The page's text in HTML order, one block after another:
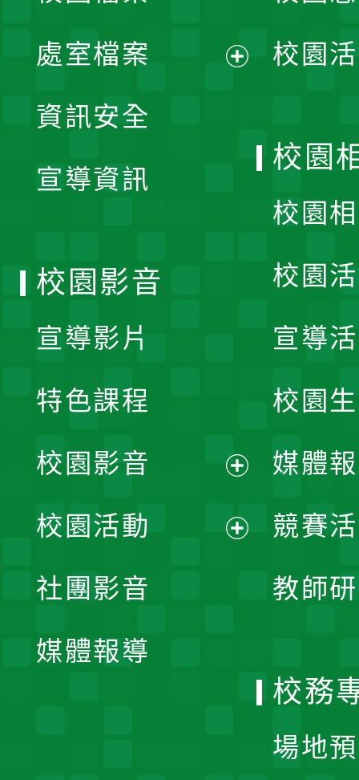
單
處室檔案
資訊安全
宣導資訊
校園
校園
校園
校園
宣導
校園
媒體
競賽
教師
校園影音
宣導影片
特色課程
校園影音
開
校園活動
社團影音
媒體報導
校務
場地